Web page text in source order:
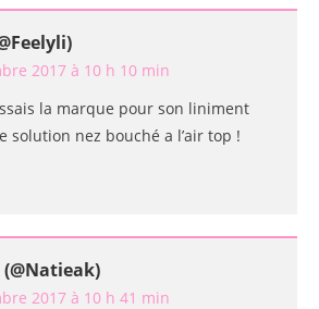
2017 à 10 h 10 min
la marque pour son liniment
solution nez bouché a l’air top !
2017 à 10 h 41 min